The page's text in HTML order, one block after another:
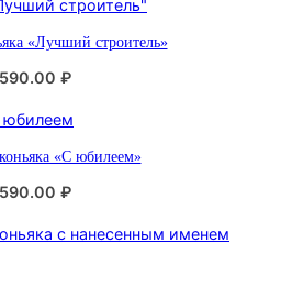
л
я
н
т
и
«Лучший строитель»
590.00 ₽
«С юбилеем»
590.00 ₽